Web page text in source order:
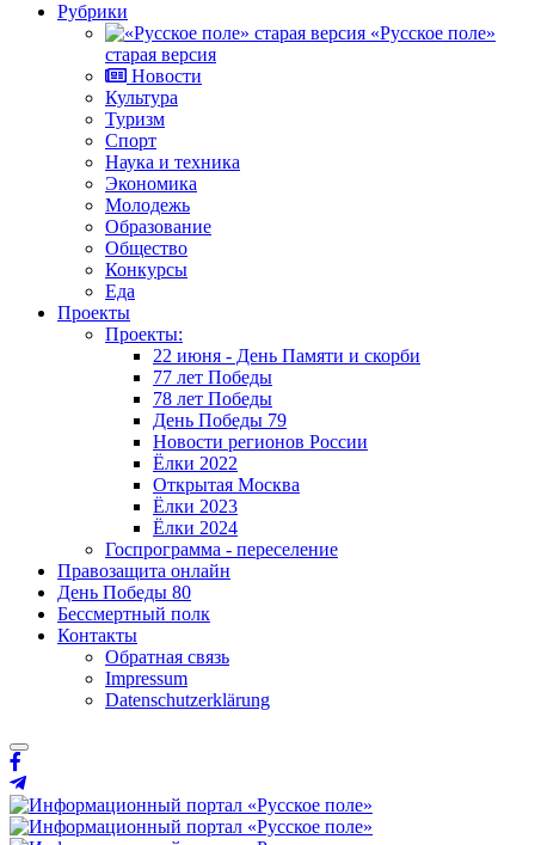
Рубрики
«Русское поле»
старая версия
Новости
Культура
Туризм
Спорт
Наука и техника
Экономика
Молодежь
Образование
Общество
Конкурсы
Еда
Проекты
Проекты:
22 июня - День Памяти и скорби
77 лет Победы
78 лет Победы
День Победы 79
Новости регионов России
Ёлки 2022
Открытая Москва
Ёлки 2023
Ёлки 2024
Госпрограмма - переселение
Правозащита онлайн
День Победы 80
Бессмертный полк
Контакты
Обратная связь
Impressum
Datenschutzerklärung